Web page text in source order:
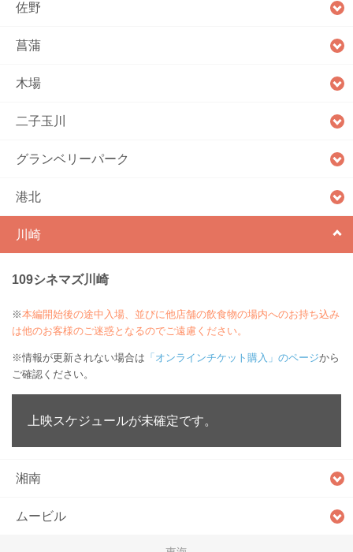
佐野
菖蒲
木場
二子玉川
グランベリーパーク
港北
川崎
109シネマズ川崎
※本編開始後の途中入場、並びに他店舗の飲食物の場内へのお持ち込み
は他のお客様のご迷惑となるのでご遠慮ください。
※情報が更新されない場合は 「オンラインチケット購入」のページから
ご確認ください。
上映スケジュールが未確定です。
湘南
ムービル